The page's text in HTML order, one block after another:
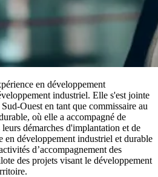
en développement
industriel. Elle s'est jointe
Ouest en tant que commissaire au
où elle a accompagné de
démarches d'implantation et de
en développement industriel et durable
d’accompagnement des
des projets visant le développement